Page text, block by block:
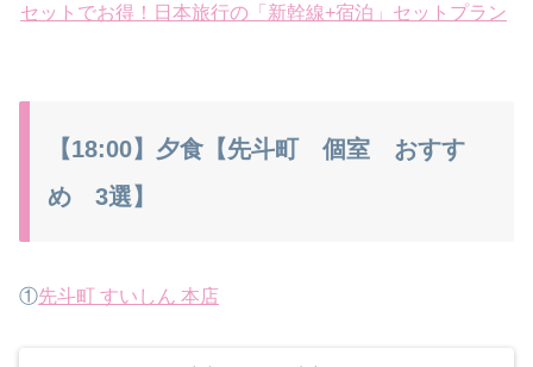
セットでお得！日本旅行の「新幹線+宿泊」セットプラン
【18:00】夕食【先斗町 個室 おすす
め 3選】
①先斗町 すいしん 本店